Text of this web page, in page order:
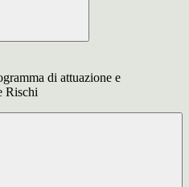
di attuazione e
Rischi